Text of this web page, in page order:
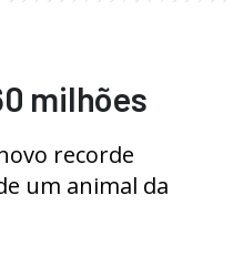
milhões
recorde
um animal da